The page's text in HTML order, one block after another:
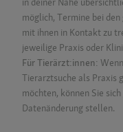
möglich, Termine bei
mit ihnen in Kontakt zu
jeweilige Praxis oder
Für Tierärzt:innen:
Tierarztsuche als Praxis
möchten, können Sie sich
Datenänderung stellen.